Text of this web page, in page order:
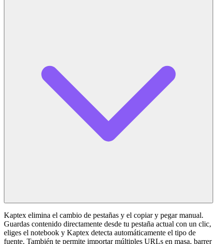
Kaptex elimina el cambio de pestañas y el copiar y pegar manual.
Guardas contenido directamente desde tu pestaña actual con un clic,
eliges el notebook y Kaptex detecta automáticamente el tipo de
fuente. También te permite importar múltiples URLs en masa, barrer